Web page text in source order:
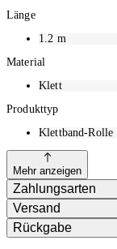
Länge
1.2 m
Material
Klett
Produkttyp
Klettband-Rolle
Mehr anzeigen
Zahlungsarten
Versand
Rückgabe